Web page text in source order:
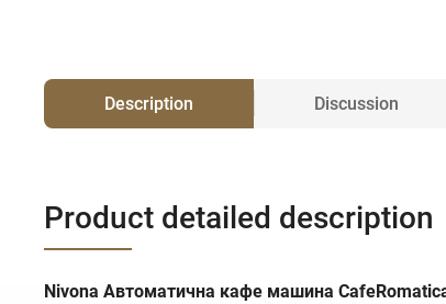
Description Discussion
Product detailed description
Nivona Автоматична кафе машина